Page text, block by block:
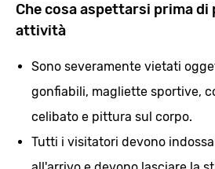
Che cosa aspettarsi prima
attività
Sono severamente vietati
gonfiabili, magliette sportive,
celibato e pittura sul corpo.
Tutti i visitatori devono